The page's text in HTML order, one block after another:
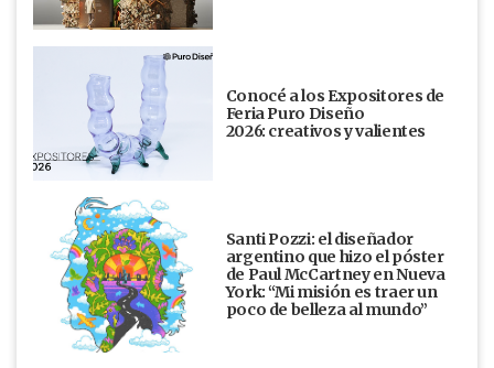
Conocé a los Expositores de
Feria Puro Diseño
2026: creativos y valientes
Santi Pozzi: el diseñador
argentino que hizo el póster
de Paul McCartney en Nueva
York: “Mi misión es traer un
poco de belleza al mundo”